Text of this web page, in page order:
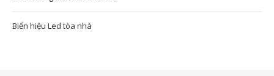
Biển hiệu Led tòa nhà